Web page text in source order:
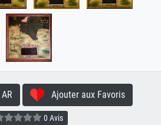
Ajouter aux Favoris
0 Avis